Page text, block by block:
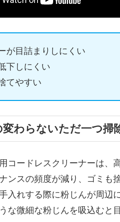
が目詰まりしにくい
下しにくい
てやすい
変わらないただ一つ掃
コードレスクリーナーは、
ンスの頻度が減り、ゴミも
入れする際に粉じんが周辺
な微細な粉じんを吸込むと